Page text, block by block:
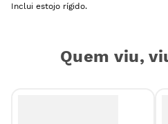
Inclui estojo rígido.
Quem viu,